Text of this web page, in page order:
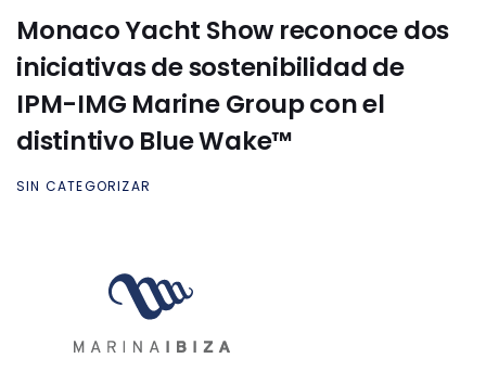
Monaco Yacht Show reconoce dos
iniciativas de sostenibilidad de
IPM-IMG Marine Group con el
distintivo Blue Wake™
SIN CATEGORIZAR